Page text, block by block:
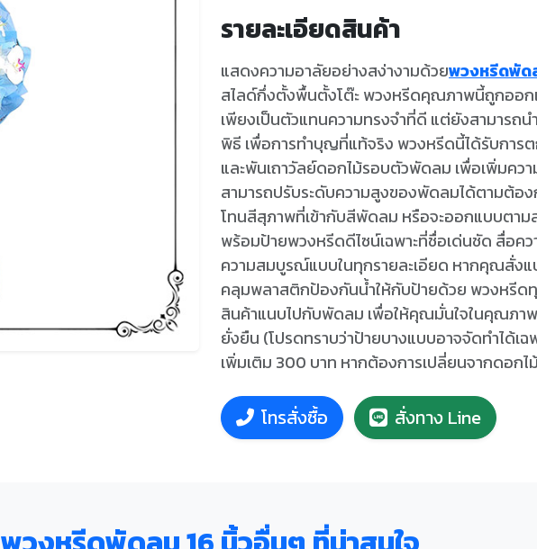
รายละเอียดสินค้า
แสดงความอาลัยอย่างสง่างามด้วยพวงหรีดพัด
สไลด์กึ่งตั้งพื้นตั้งโต๊ะ พวงหรีดคุณภาพนี้ถูกออ
เพียงเป็นตัวแทนความทรงจำที่ดี แต่ยังสามารถน
พิธี เพื่อการทำบุญที่แท้จริง พวงหรีดนี้ได้รับการ
และพันเถาวัลย์ดอกไม้รอบตัวพัดลม เพื่อเพิ่มคว
สามารถปรับระดับความสูงของพัดลมได้ตามต้อง
โทนสีสุภาพที่เข้ากับสีพัดลม หรือจะออกแบบตา
พร้อมป้ายพวงหรีดดีไซน์เฉพาะที่ชื่อเด่นชัด สื่อค
ความสมบูรณ์แบบในทุกรายละเอียด หากคุณสั่งแ
คลุมพลาสติกป้องกันน้ำให้กับป้ายด้วย พวงหรีด
สินค้าแนบไปกับพัดลม เพื่อให้คุณมั่นใจในคุณภาพ
ยั่งยืน (โปรดทราบว่าป้ายบางแบบอาจจัดทำได้เฉ
เพิ่มเติม 300 บาท หากต้องการเปลี่ยนจากดอก
โทรสั่งซื้อ สั่งทาง Line